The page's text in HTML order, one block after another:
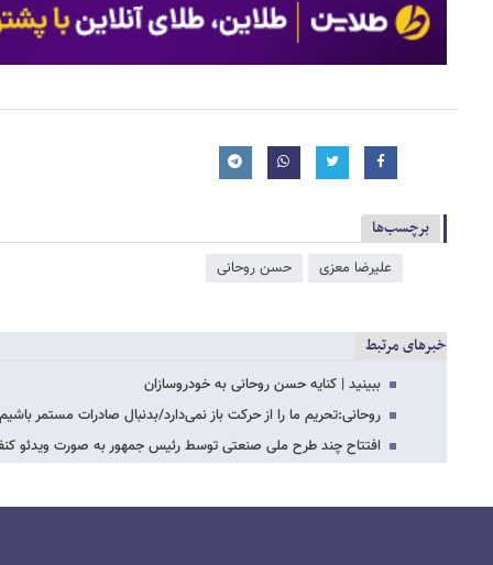
برچسب‌ها
عليرضا معزی حسن روحانی
خبرهای مرتبط
ببینید | کنایه حسن روحانی به خودروسازان
روحانی:تحریم‌ ما را از حرکت باز نمی‌دارد/بدنبال صادرات مستمر باشیم
افتتاح چند طرح ملی صنعتی توسط رئیس جمهور به صورت ویدئو